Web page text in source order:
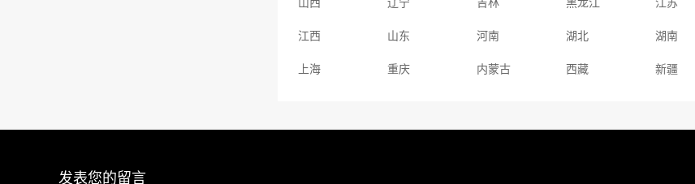
山西 辽宁 吉林 黑龙江 江苏
江西 山东 河南 湖北 湖南
上海 重庆 内蒙古 西藏 新疆
发表您的留言